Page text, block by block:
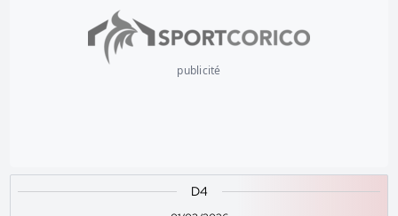
publicité
D4